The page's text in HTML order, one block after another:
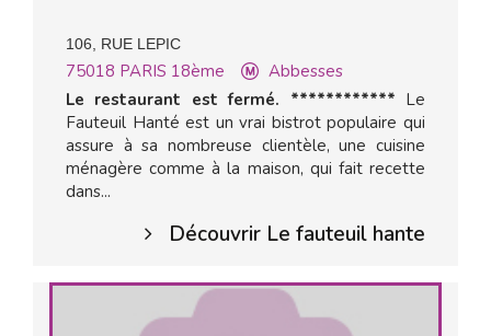
106, RUE LEPIC
75018 PARIS 18ème
Abbesses
Le restaurant est fermé. ************ Le
Fauteuil Hanté est un vrai bistrot populaire qui
assure à sa nombreuse clientèle, une cuisine
ménagère comme à la maison, qui fait recette
dans...
Découvrir Le fauteuil hante